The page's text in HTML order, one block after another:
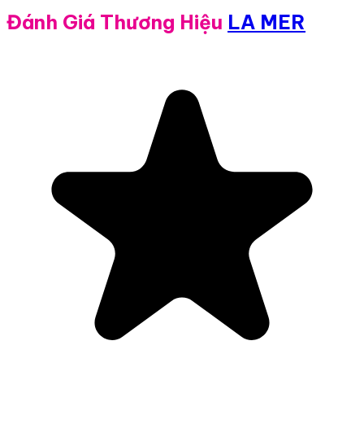
Đánh Giá Thương Hiệu LA MER